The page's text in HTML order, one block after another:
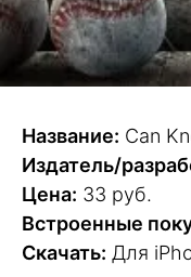
Название: Can
Издатель/
Цена: 33 руб.
Встроенные
Скачать: Для